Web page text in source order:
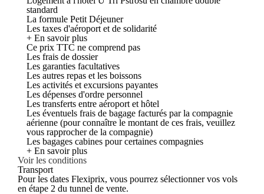
standard
La formule Petit Déjeuner
Les taxes d'aéroport et de solidarité
+ En savoir plus
Ce prix TTC ne comprend pas
Les frais de dossier
Les garanties facultatives
Les autres repas et les boissons
Les activités et excursions payantes
Les dépenses d'ordre personnel
Les transferts entre aéroport et hôtel
Les éventuels frais de bagage facturés par la compagnie
aérienne (pour connaître le montant de ces frais, veuillez
vous rapprocher de la compagnie)
Les bagages cabines pour certaines compagnies
+ En savoir plus
Voir les conditions
Transport
Pour les dates Flexiprix, vous pourrez sélectionner vos vols
en étape 2 du tunnel de vente.